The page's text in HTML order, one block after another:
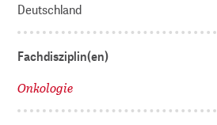
Deutschland
Fachdisziplin(en)
Onkologie